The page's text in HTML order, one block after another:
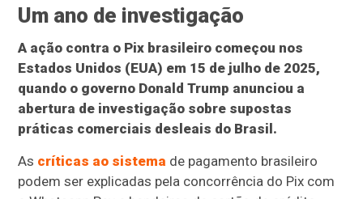
Um ano de investigação
A ação contra o Pix brasileiro começou nos
Estados Unidos (EUA) em 15 de julho de 2025,
quando o governo Donald Trump anunciou a
abertura de investigação sobre supostas
práticas comerciais desleais do Brasil.
As críticas ao sistema de pagamento brasileiro
podem ser explicadas pela concorrência do Pix com